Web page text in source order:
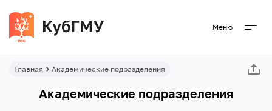
Меню
Главная Академические подразделения
Академические подразделения